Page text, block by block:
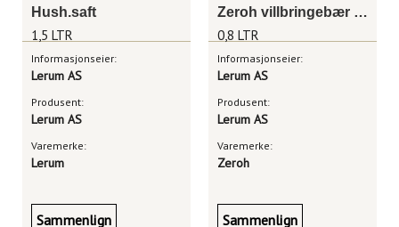
Hush.saft
1,5 LTR
Informasjonseier:
Lerum AS
Produsent:
Lerum AS
Varemerke:
Lerum
Sammenlign
Zeroh villbringebær 0,8 liter
0,8 LTR
Informasjonseier:
Lerum AS
Produsent:
Lerum AS
Varemerke:
Zeroh
Sammenlign